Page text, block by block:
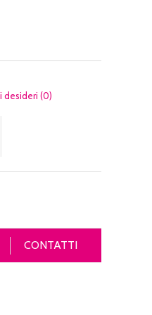
desideri (0)
CONTATTI